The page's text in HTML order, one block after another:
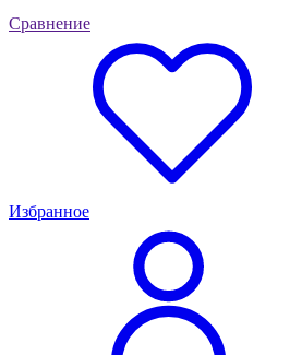
Сравнение
Избранное